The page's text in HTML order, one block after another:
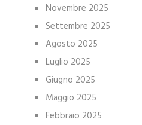
Novembre 2025
Settembre 2025
Agosto 2025
Luglio 2025
Giugno 2025
Maggio 2025
Febbraio 2025